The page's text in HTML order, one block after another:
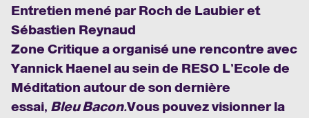
Entretien mené par Roch de Laubier et
Sébastien Reynaud
Zone Critique a organisé une rencontre avec
Yannick Haenel au sein de RESO L’Ecole de
Méditation autour de son dernière
essai, Bleu Bacon.Vous pouvez visionner la